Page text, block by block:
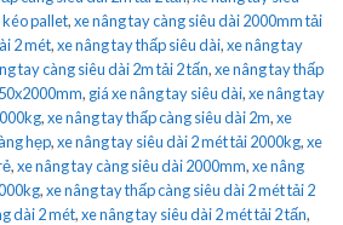
kéo pallet,xe nâng tay càng siêu dài 2000mm tải
2 mét,xe nâng tay thấp siêu dài,xe nâng tay
tay càng siêu dài 2m tải 2 tấn,xe nâng tay thấp
, giá xe nâng tay siêu dài,xe nâng tay
,xe nâng tay thấp càng siêu dài 2m,xe
hẹp,xe nâng tay siêu dài 2 mét tải 2000kg,xe
,xe nâng tay càng siêu dài 2000mm,xe nâng
,xe nâng tay thấp càng siêu dài 2 mét tải 2
dài 2 mét,xe nâng tay siêu dài 2 mét tải 2 tấn,